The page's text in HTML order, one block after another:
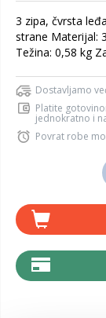
3 zipa, čvrsta
strane Materijal:
Težina: 0,58 kg
Dostavljamo
Platite
jednokratno i
Povrat robe